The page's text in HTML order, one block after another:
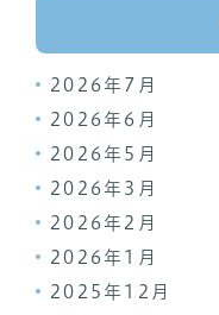
2026年7月
2026年6月
2026年5月
2026年3月
2026年2月
2026年1月
2025年12月